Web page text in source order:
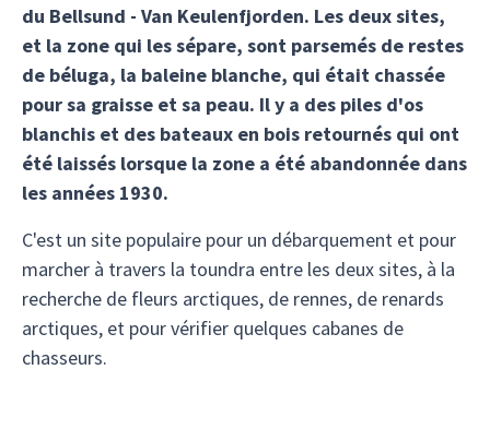
du Bellsund - Van Keulenfjorden. Les deux sites,
et la zone qui les sépare, sont parsemés de restes
de béluga, la baleine blanche, qui était chassée
pour sa graisse et sa peau. Il y a des piles d'os
blanchis et des bateaux en bois retournés qui ont
été laissés lorsque la zone a été abandonnée dans
les années 1930.
C'est un site populaire pour un débarquement et pour
marcher à travers la toundra entre les deux sites, à la
recherche de fleurs arctiques, de rennes, de renards
arctiques, et pour vérifier quelques cabanes de
chasseurs.